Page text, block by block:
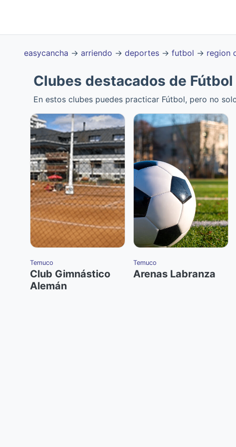
easycancha → arriendo → deportes → futbol → region
Temuco
Club Gimnástico
Alemán
Temuco
Arenas Labranza
Clubes destacados de
En estos clubes puedes practicar Fútbol, pero no